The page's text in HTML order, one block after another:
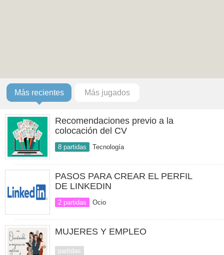
Más recientes Más jugados
Recomendaciones previo a la
colocación del CV
8 partidas Tecnología
PASOS PARA CREAR EL PERFIL
DE LINKEDIN
2 partidas Ocio
MUJERES Y EMPLEO
partidas